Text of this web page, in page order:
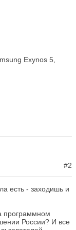
Exynos 5,
#2
есть - заходишь и
программном
России? И все